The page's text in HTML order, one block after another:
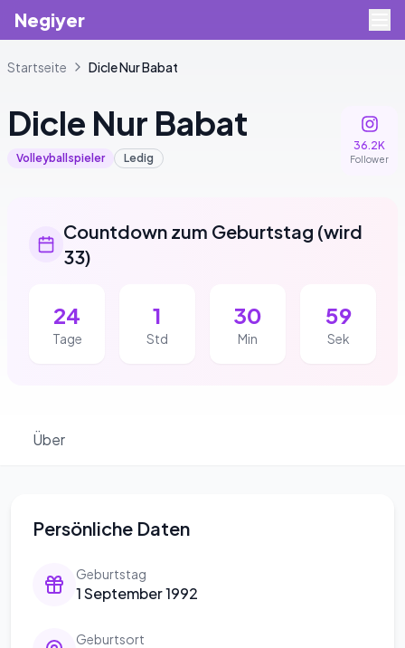
Negiyer
Startseite DicleNur Babat
Dicle Nur Babat
Volleyballspieler Ledig
36.2K
Follower
Countdown zum Geburtstag (wird
33)
24
Tage
1
Std
30
Min
58
Sek
Über
Persönliche Daten
Geburtstag
1 September 1992
Geburtsort